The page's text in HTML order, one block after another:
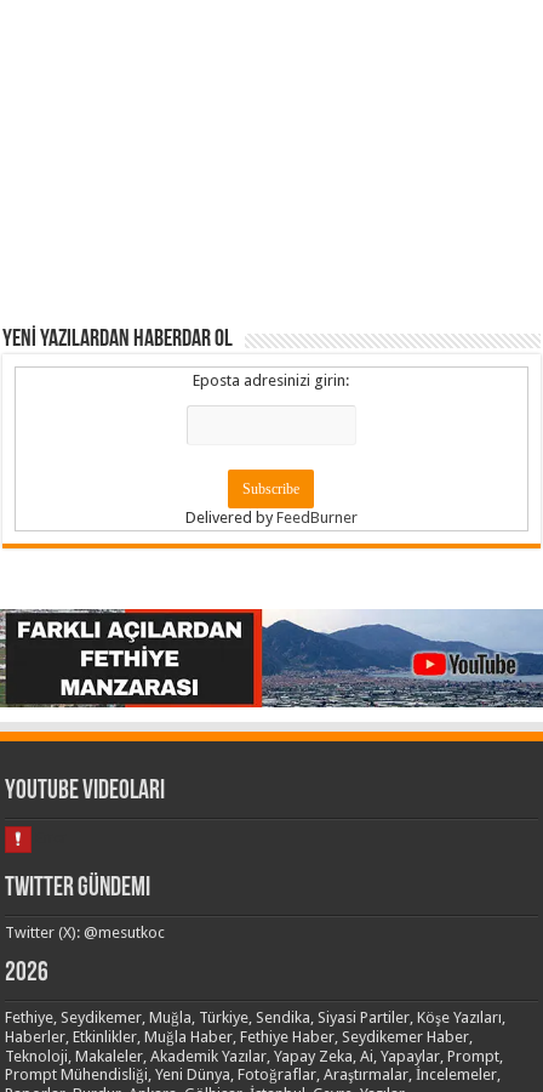
YENİ YAZILARDAN HABERDAR OL
Eposta adresinizi girin:
Delivered byFeedBurner
Youtube Videoları
Twitter Gündemi
Twitter (X): @mesutkoc
2026
Fethiye, Seydikemer, Muğla, Türkiye, Sendika, Siyasi Partiler, Köşe Yazıları,
Haberler, Etkinlikler, Muğla Haber, Fethiye Haber, Seydikemer Haber,
Teknoloji, Makaleler, Akademik Yazılar, Yapay Zeka, Ai, Yapaylar, Prompt,
Prompt Mühendisliği, Yeni Dünya, Fotoğraflar, Araştırmalar, İncelemeler,